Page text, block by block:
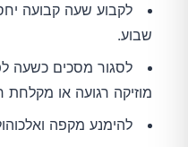
לקבוע שעה קבועה
שבוע.
לסגור מסכים כשעה
מוזיקה רגועה או מקלחת
להימנע מקפה